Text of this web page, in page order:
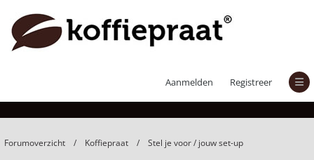
Aanmelden Registreer
Stel je voor / jouw set-up
Forumoverzicht Koffiepraat Stel je voor / jouw set-up